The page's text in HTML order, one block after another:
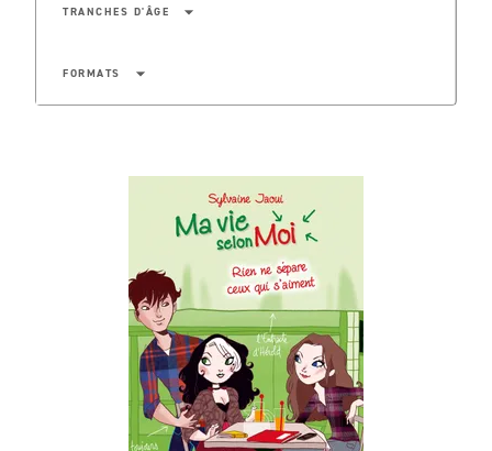
TRANCHES D'ÂGE arrow_drop_down
FORMATS arrow_drop_down